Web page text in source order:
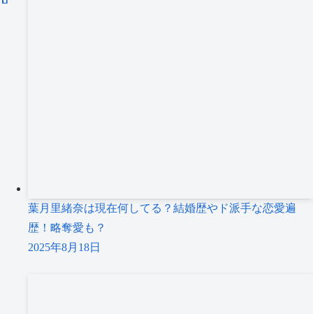
葉月里緒奈は現在何してる？結婚歴やド派手な恋愛遍
歴！略奪愛も？
2025年8月18日